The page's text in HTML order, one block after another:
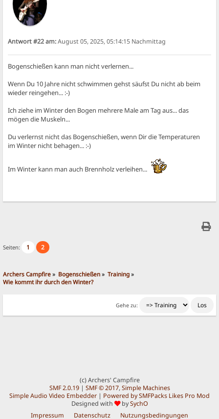
Antwort #22 am:August 05, 2025, 05:14:15 Nachmittag
Bogenschießen kann man nicht verlernen...
Wenn Du 10 Jahre nicht schwimmen gehst säufst Du nicht ab beim
wieder reingehen... :-)
Ich ziehe im Winter den Bogen mehrere Male am Tag aus... das
mögen die Muskeln...
Du verlernst nicht das Bogenschießen, wenn Dir die Temperaturen
im Winter nicht behagen... :-)
Im Winter kann man auch Brennholz verleihen...
Seiten: 1 2
Archers Campfire» Bogenschießen» Training»
Wie kommt ihr durch den Winter?
Gehe zu:
(c) Archers' Campfire
SMF 2.0.19| SMF © 2017,Simple Machines
Simple Audio Video Embedder | Powered by SMFPacks Likes Pro Mod
Designed with
bySychO
Impressum
Datenschutz Nutzungsbedingungen